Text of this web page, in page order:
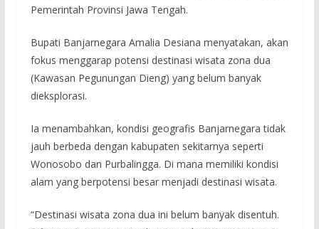
Pemerintah Provinsi Jawa Tengah.
Bupati Banjarnegara Amalia Desiana menyatakan, akan
fokus menggarap potensi destinasi wisata zona dua
(Kawasan Pegunungan Dieng) yang belum banyak
dieksplorasi.
Ia menambahkan, kondisi geografis Banjarnegara tidak
jauh berbeda dengan kabupaten sekitarnya seperti
Wonosobo dan Purbalingga. Di mana memiliki kondisi
alam yang berpotensi besar menjadi destinasi wisata.
“Destinasi wisata zona dua ini belum banyak disentuh.